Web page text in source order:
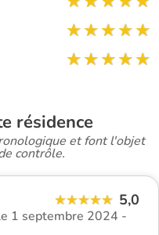
résidence
et font l'objet
contrôle.
5,0
1 septembre 2024 -